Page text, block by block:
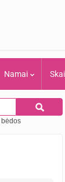
Namai
bėdos